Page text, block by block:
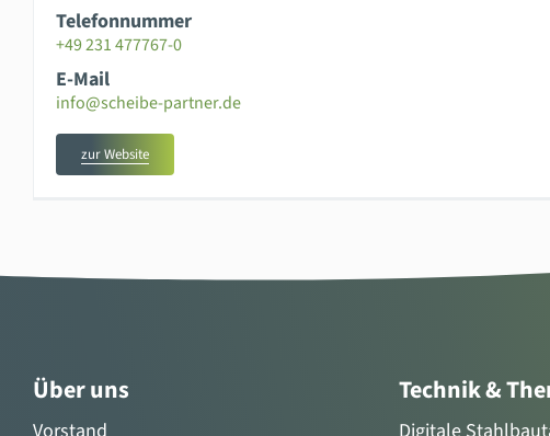
Telefonnummer
+49 231 477767-0
E-Mail
info@scheibe-partner.de
zur Website
Über uns Technik &